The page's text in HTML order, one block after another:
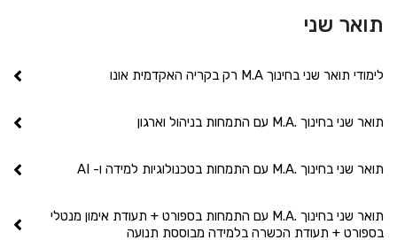
תואר שני
לימודי תואר שני בחינוך M.A רק בקריה האקדמית אונו
תואר שני בחינוך .M.A עם התמחות בניהול וארגון
תואר שני בחינוך .M.A עם התמחות בטכנולוגיות למידה ו- AI
תואר שני בחינוך .M.A עם התמחות בספורט + תעודת אימון מנטלי
בספורט + תעודת הכשרה בלמידה מבוססת תנועה